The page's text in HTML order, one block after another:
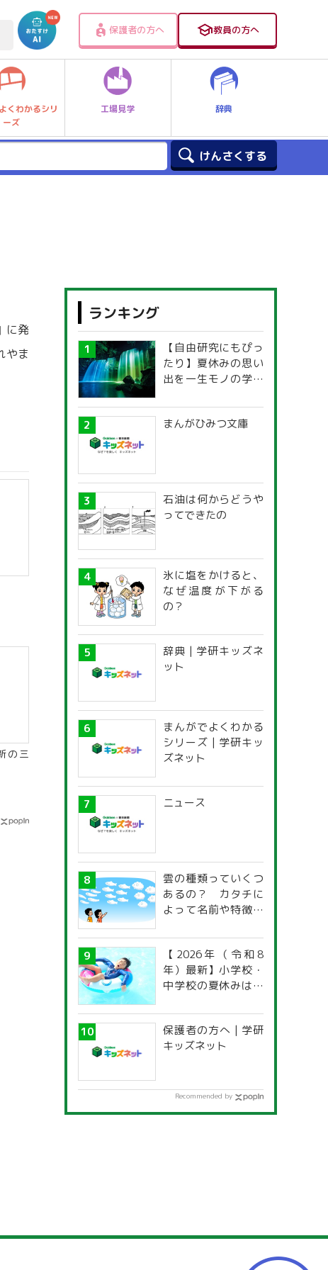
保護者の方へ 教員の方へ
くわかるシリ
ーズ
工場見学 辞典
に発
やま
の三
ランキング
【自由研究にもぴっ
たり】夏休みの思い
出を一生モノの学び
探究ガイド
まんがひみつ文庫
石油は何からどうや
ってできたの
氷に塩をかけると、
なぜ温度が下がる
の？
辞典 | 学研キッズネ
ット
まんがでよくわかる
シリーズ | 学研キッ
ズネット
ニュース
雲の種類っていくつ
あるの？ カタチに
よって名前や特徴が
【2026年（令和8
年）最新】小学校・
中学校の夏休みはい
道府県別「夏季休暇
一覧」
保護者の方へ | 学研
キッズネット
Recommended by